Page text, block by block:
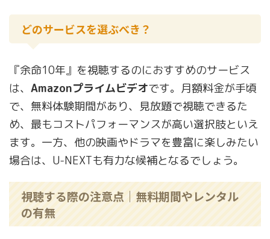
どのサービスを選ぶべき？
『余命10年』を視聴するのにおすすめのサービス
は、 Amazonプライムビデオです。月額料金が手頃
で、無料体験期間があり、見放題で視聴できるた
め、最もコストパフォーマンスが高い選択肢といえ
ます。一方、他の映画やドラマを豊富に楽しみたい
場合は、U-NEXTも有力な候補となるでしょう。
視聴する際の注意点｜無料期間やレンタル
の有無